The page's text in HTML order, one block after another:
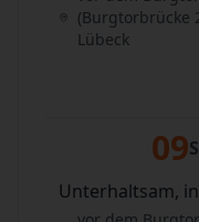
(Burgtorbrücke
Lübeck
09
Unterhaltsam,